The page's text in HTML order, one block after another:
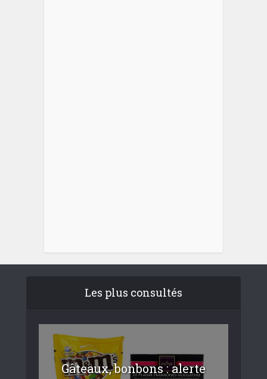
Les plus consultés
Gâteaux, bonbons : alerte